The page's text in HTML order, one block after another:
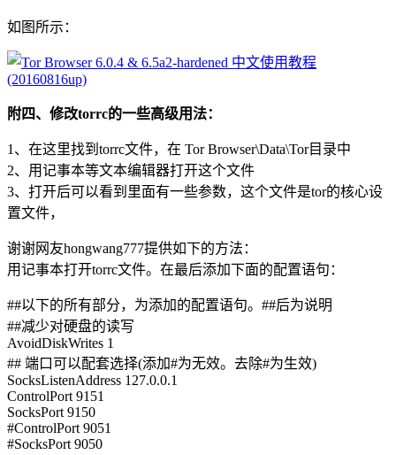
如图所示：
附四、修改torrc的一些高级用法：
1、在这里找到torrc文件，在 Tor Browser\Data\Tor目录中
2、用记事本等文本编辑器打开这个文件
3、打开后可以看到里面有一些参数，这个文件是tor的核心设
置文件，
谢谢网友hongwang777提供如下的方法：
用记事本打开torrc文件。在最后添加下面的配置语句：
##以下的所有部分，为添加的配置语句。##后为说明
##减少对硬盘的读写
AvoidDiskWrites 1
## 端口可以配套选择(添加#为无效。去除#为生效)
SocksListenAddress 127.0.0.1
ControlPort 9151
SocksPort 9150
#ControlPort 9051
#SocksPort 9050